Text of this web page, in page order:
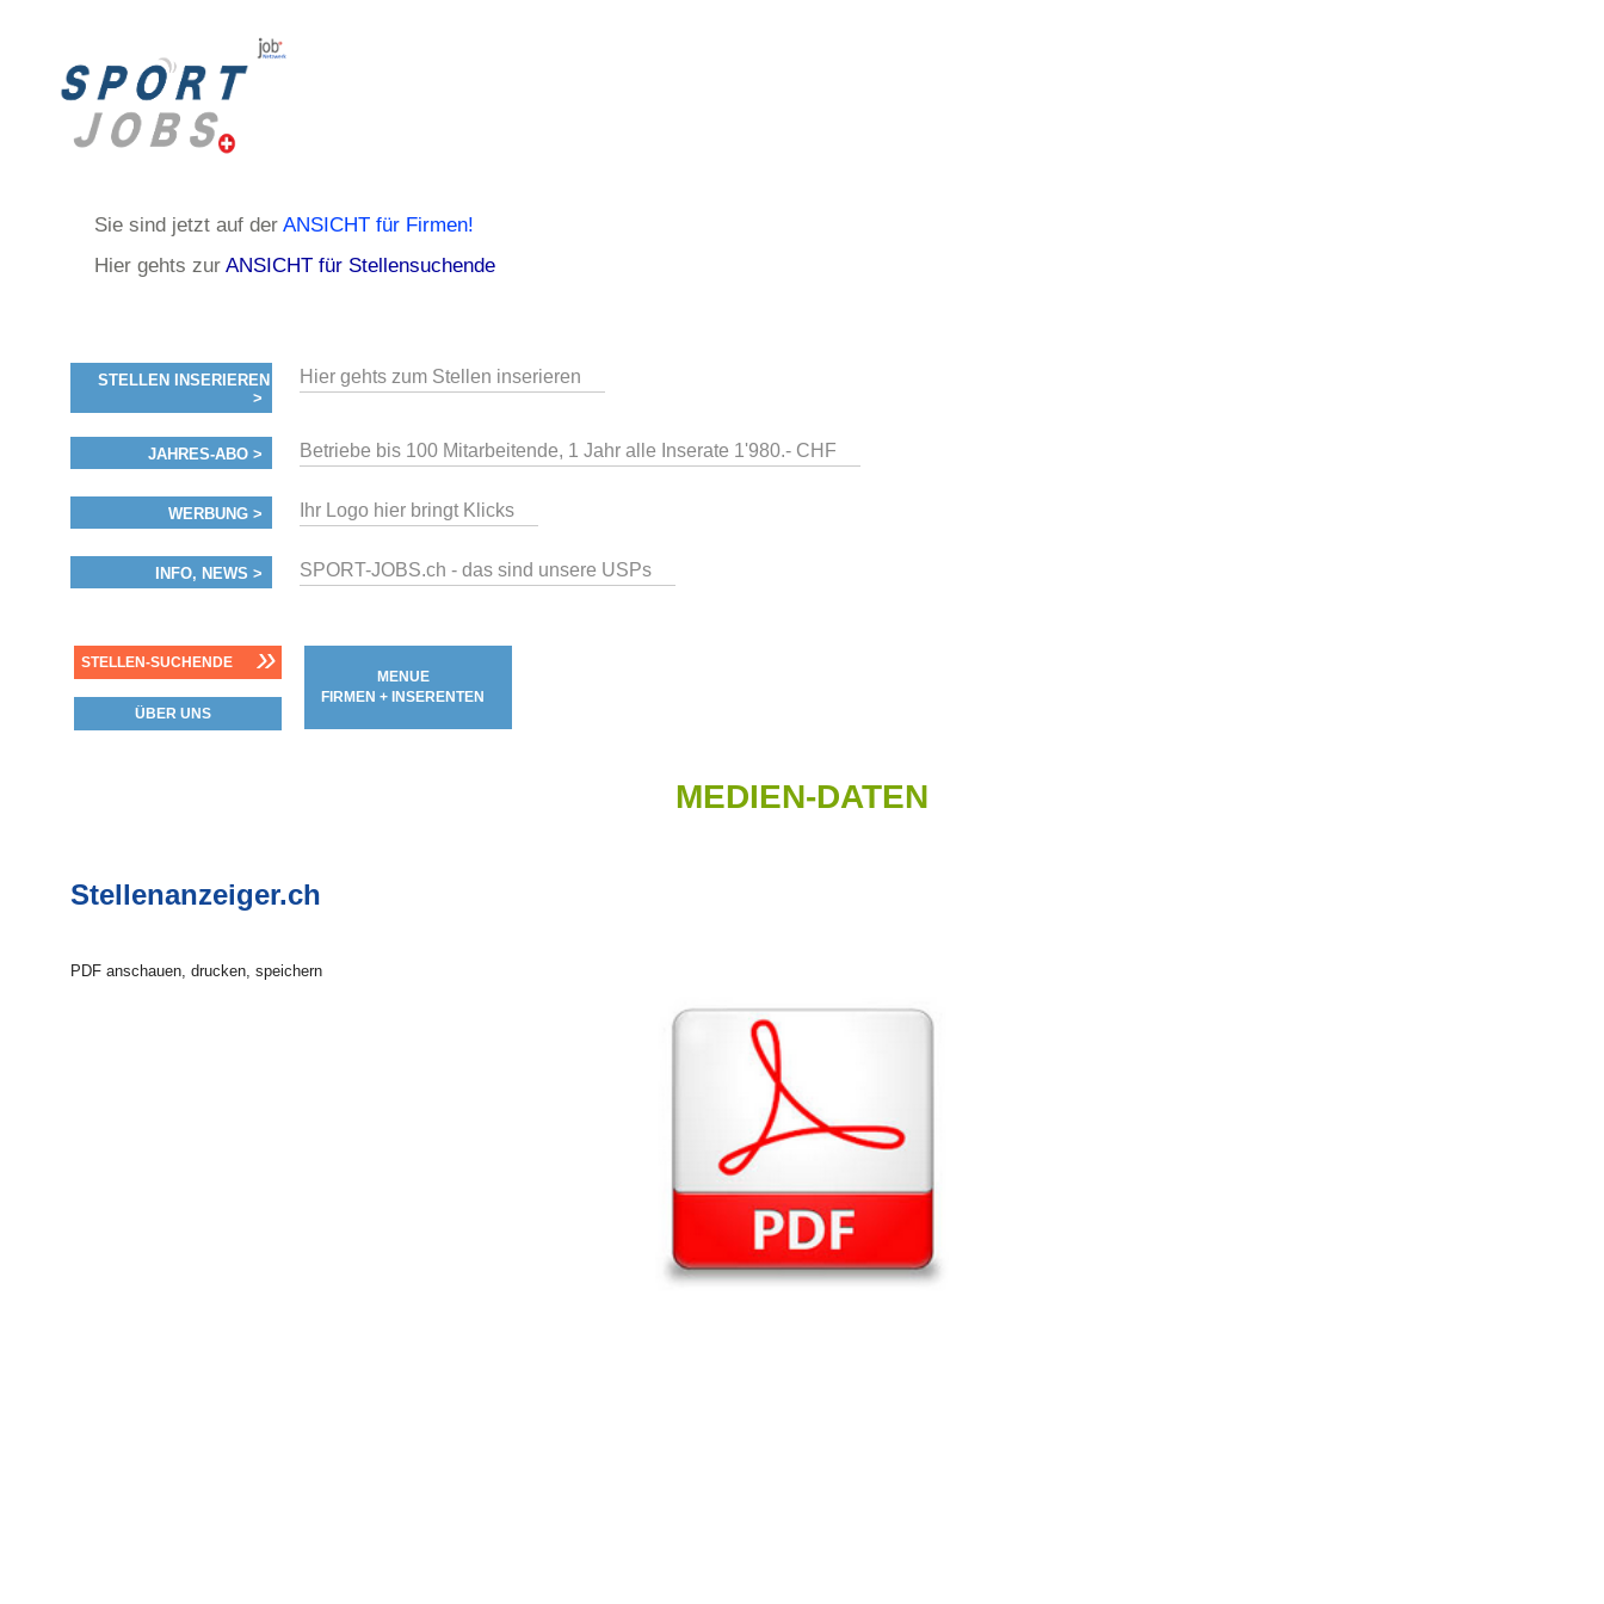
Sie sind jetzt auf der ANSICHT für Firmen!
Hier gehts zur ANSICHT für Stellensuchende
STELLEN INSERIEREN
>
Hier gehts zum Stellen inserieren
JAHRES-ABO > Betriebe bis 100 Mitarbeitende, 1 Jahr alle Inserate 1'980.- CHF
WERBUNG > Ihr Logo hier bringt Klicks
INFO, NEWS > SPORT-JOBS.ch - das sind unsere USPs
STELLEN-SUCHENDE »
ÜBER UNS
MENUE
FIRMEN + INSERENTEN
MEDIEN-DATEN
Stellenanzeiger.ch
PDF anschauen, drucken, speichern